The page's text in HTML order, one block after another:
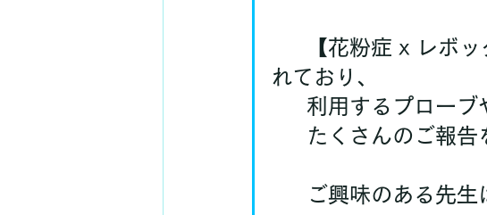
れており、
利用するプロー
たくさんのご報
ご興味のある先